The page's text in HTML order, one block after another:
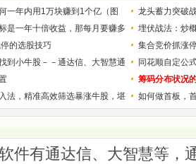
一年内用1万块赚到1个亿（图
龙头蓄力突破
的技巧（图解
是一年十倍收益，那每月要赚多
埋伏战法：炒
的选股技巧
集合竞价抓涨
到小牛股－－通达信、大智慧通
同花顺自定公
筹码分布状况
法，精准高效筛选暴涨牛股，堪
如何做首板，
件有通达信、大智慧等，